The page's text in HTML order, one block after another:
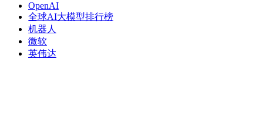
OpenAI
全球AI大模型排行榜
机器人
微软
英伟达